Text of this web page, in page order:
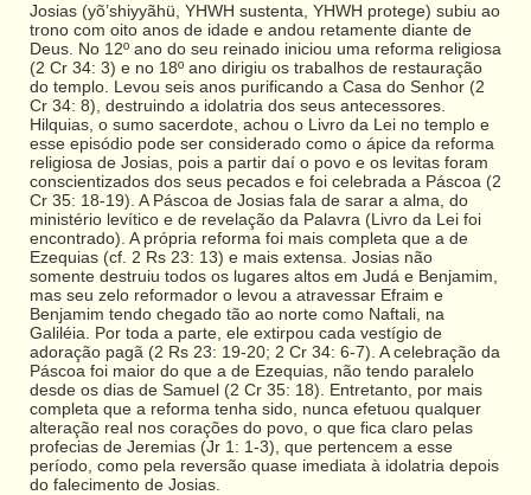
Josias (yõ’shiyyãhü, YHWH sustenta, YHWH protege) subiu ao
trono com oito anos de idade e andou retamente diante de
Deus. No 12º ano do seu reinado iniciou uma reforma religiosa
(2 Cr 34: 3) e no 18º ano dirigiu os trabalhos de restauração
do templo. Levou seis anos purificando a Casa do Senhor (2
Cr 34: 8), destruindo a idolatria dos seus antecessores.
Hilquias, o sumo sacerdote, achou o Livro da Lei no templo e
esse episódio pode ser considerado como o ápice da reforma
religiosa de Josias, pois a partir daí o povo e os levitas foram
conscientizados dos seus pecados e foi celebrada a Páscoa (2
Cr 35: 18-19). A Páscoa de Josias fala de sarar a alma, do
ministério levítico e de revelação da Palavra (Livro da Lei foi
encontrado). A própria reforma foi mais completa que a de
Ezequias (cf. 2 Rs 23: 13) e mais extensa. Josias não
somente destruiu todos os lugares altos em Judá e Benjamim,
mas seu zelo reformador o levou a atravessar Efraim e
Benjamim tendo chegado tão ao norte como Naftali, na
Galiléia. Por toda a parte, ele extirpou cada vestígio de
adoração pagã (2 Rs 23: 19-20; 2 Cr 34: 6-7). A celebração da
Páscoa foi maior do que a de Ezequias, não tendo paralelo
desde os dias de Samuel (2 Cr 35: 18). Entretanto, por mais
completa que a reforma tenha sido, nunca efetuou qualquer
alteração real nos corações do povo, o que fica claro pelas
profecias de Jeremias (Jr 1: 1-3), que pertencem a esse
período, como pela reversão quase imediata à idolatria depois
do falecimento de Josias.